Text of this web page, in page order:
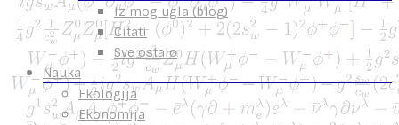
Iz mog ugla (blog)
Citati
Sve ostalo
Nauka
Ekologija
Ekonomija